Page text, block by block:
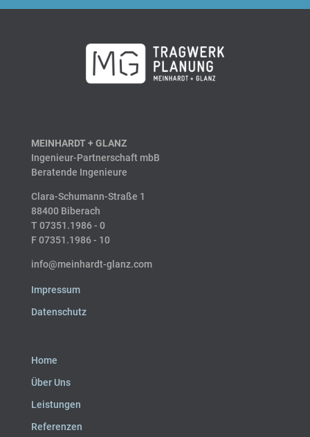
MEINHARDT+ GLANZ
Ingenieur-Partnerschaft mbB
Beratende Ingenieure
Clara-Schumann-Straße 1
88400 Biberach
T 07351.1986 - 0
F 07351.1986 - 10
info@meinhardt-glanz.com
Impressum
Datenschutz
Home
Über Uns
Leistungen
Referenzen